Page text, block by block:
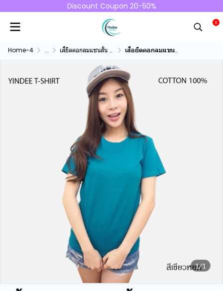
Discount Coupon 20-50%
0
Home-4 ... เสื้ยืดคอกลมแชนสั้น คอทตอน100% เสื้อยืดคอกลมแขนสั้นคอทตอน100% สีเขียวหยก
1/1